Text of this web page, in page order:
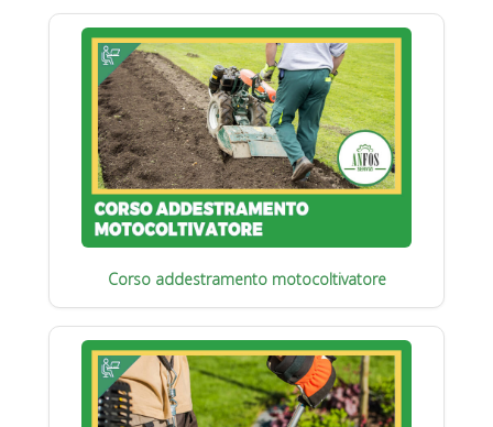
Corso addestramento motocoltivatore